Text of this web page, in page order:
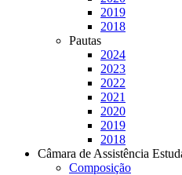
2019
2018
Pautas
2024
2023
2022
2021
2020
2019
2018
Câmara de Assistência
Composição